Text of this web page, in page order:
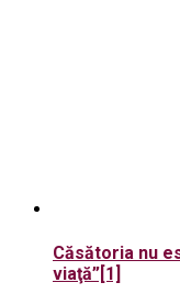
Căsătoria nu
viaţă”[1]